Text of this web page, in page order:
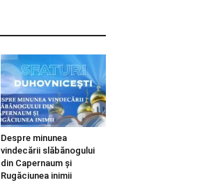
Despre minunea
vindecării slăbănogului
din Capernaum și
Rugăciunea inimii